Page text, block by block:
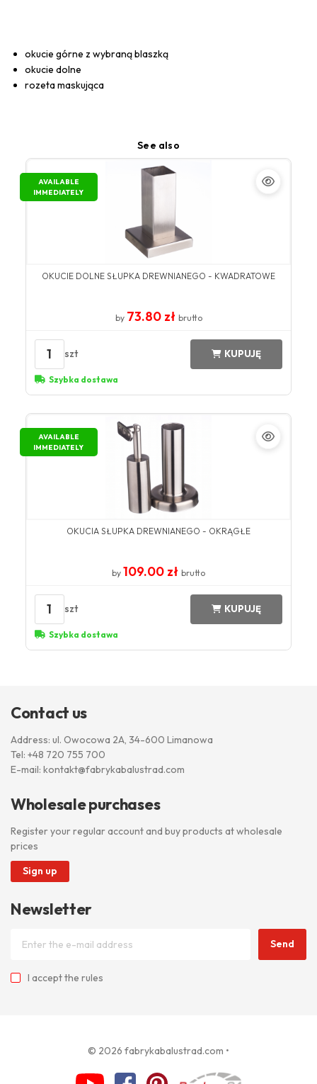
okucie górne z wybraną blaszką
okucie dolne
rozeta maskująca
See also
AVAILABLE
IMMEDIATELY
OKUCIE DOLNE SŁUPKA DREWNIANEGO - KWADRATOWE
by 73.80 zł brutto
1 szt KUPUJĘ
Szybka dostawa
AVAILABLE
IMMEDIATELY
OKUCIA SŁUPKA DREWNIANEGO - OKRĄGŁE
by 109.00 zł brutto
1 szt KUPUJĘ
Szybka dostawa
Contact us
Address: ul. Owocowa 2A, 34-600 Limanowa
Tel: +48 720 755 700
E-mail: kontakt@fabrykabalustrad.com
Wholesale purchases
Register your regular account and buy products at wholesale
prices
Sign up
Newsletter
Send
I acceptthe rules
© 2026 fabrykabalustrad.com •